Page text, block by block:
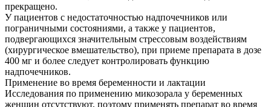
прекращено.
У пациентов с недостаточностью надпочечников или
пограничными состояниями, а также у пациентов,
подвергающихся значительным стрессовым воздействиям
(хирургическое вмешательство), при приеме препарата в дозе
400 мг и более следует контролировать функцию
надпочечников.
Применение во время беременности и лактации
Исследования по применению микозорала у беременных
женщин отсутствуют, поэтому применять препарат во время